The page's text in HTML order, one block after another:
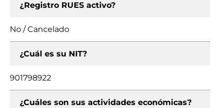
¿Registro RUES activo?
No / Cancelado
¿Cuál es su NIT?
901798922
¿Cuáles son sus actividades económicas?